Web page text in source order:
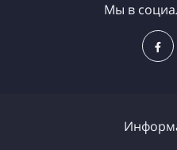
Мы в